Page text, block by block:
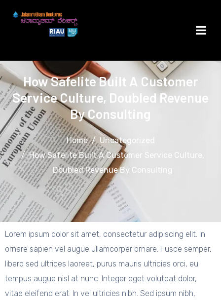
How Safelite Built A Customer
Service Culture, Doubled Revenue
By Consulting
Home
Uncategorized
How Safelite Built A Customer Service Culture,
Doubled Revenue By Consulting
Lorem ipsum dolor sit amet, consectetur adipiscing elit. In
ornare sapien vel augue ullamcorper ornare. Fusce semper,
libero sed ultrices laoreet, purus mauris ultricies orci, eu
tempus augue nisl at nunc. Integer eget volutpat dolor,
vitae eleifend erat. In vel ultricies nibh. Sed ipsum nibh,